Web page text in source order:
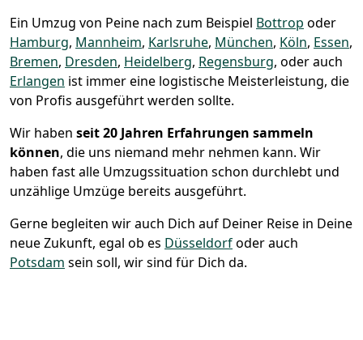
Ein Umzug von Peine nach zum Beispiel Bottrop oder
Hamburg, Mannheim, Karlsruhe, München, Köln, Essen,
Bremen, Dresden, Heidelberg, Regensburg, oder auch
Erlangen ist immer eine logistische Meisterleistung, die
von Profis ausgeführt werden sollte.
Wir haben seit20 Jahren Erfahrungen sammeln
können, die uns niemand mehr nehmen kann. Wir
haben fast alle Umzugssituation schon durchlebt und
unzählige Umzüge bereits ausgeführt.
Gerne begleiten wir auch Dich auf Deiner Reise in Deine
neue Zukunft, egal ob es Düsseldorfoder auch
Potsdam sein soll, wir sind für Dich da.